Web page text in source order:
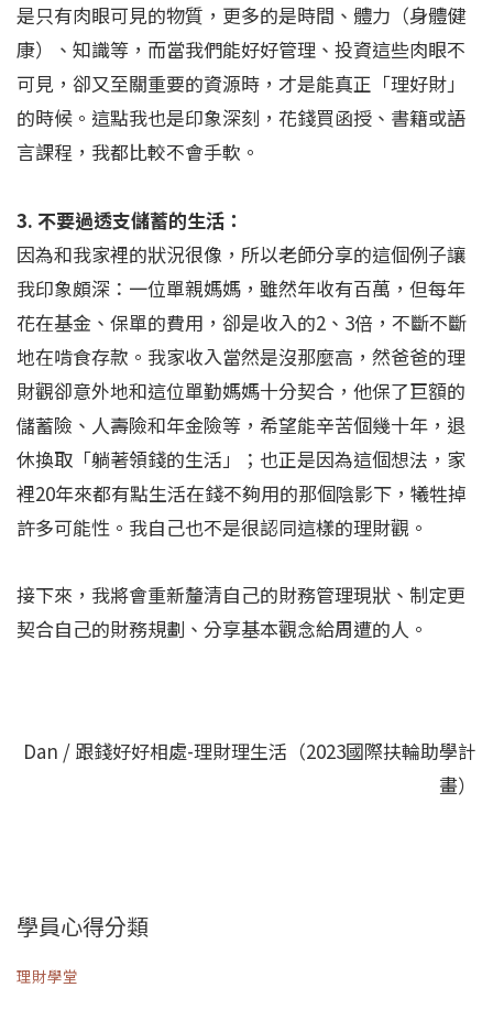
是只有肉眼可見的物質，更多的是時間、體力（身體健
康）、知識等，而當我們能好好管理、投資這些肉眼不
可見，卻又至關重要的資源時，才是能真正「理好財」
的時候。這點我也是印象深刻，花錢買函授、書籍或語
言課程，我都比較不會手軟。
3. 不要過透支儲蓄的生活：
因為和我家裡的狀況很像，所以老師分享的這個例子讓
我印象頗深：一位單親媽媽，雖然年收有百萬，但每年
花在基金、保單的費用，卻是收入的2、3倍，不斷不斷
地在啃食存款。我家收入當然是沒那麼高，然爸爸的理
財觀卻意外地和這位單勤媽媽十分契合，他保了巨額的
儲蓄險、人壽險和年金險等，希望能辛苦個幾十年，退
休換取「躺著領錢的生活」；也正是因為這個想法，家
裡20年來都有點生活在錢不夠用的那個陰影下，犧牲掉
許多可能性。我自己也不是很認同這樣的理財觀。
接下來，我將會重新釐清自己的財務管理現狀、制定更
契合自己的財務規劃、分享基本觀念給周遭的人。
Dan / 跟錢好好相處-理財理生活（2023國際扶輪助學計
畫）
學員心得分類
理財學堂